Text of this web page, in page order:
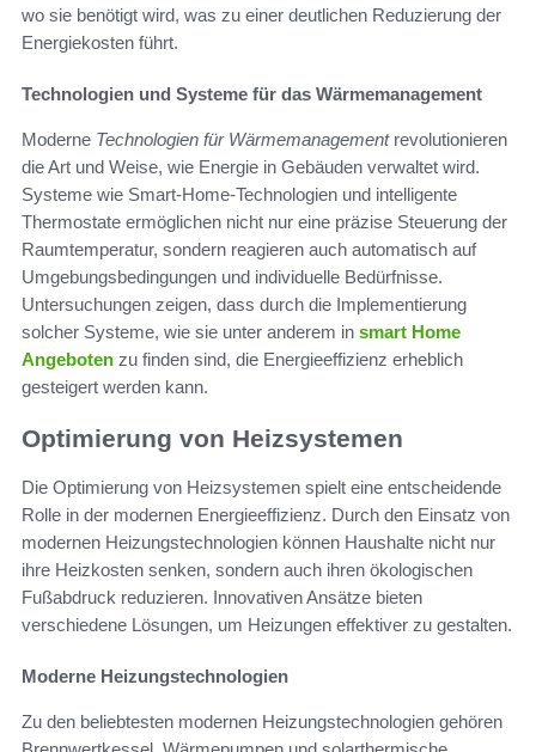
wo sie benötigt wird, was zu einer deutlichen Reduzierung der
Energiekosten führt.
Technologien und Systeme für das Wärmemanagement
Moderne Technologien für Wärmemanagementrevolutionieren
die Art und Weise, wie Energie in Gebäuden verwaltet wird.
Systeme wie Smart-Home-Technologien und intelligente
Thermostate ermöglichen nicht nur eine präzise Steuerung der
Raumtemperatur, sondern reagieren auch automatisch auf
Umgebungsbedingungen und individuelle Bedürfnisse.
Untersuchungen zeigen, dass durch die Implementierung
solcher Systeme, wie sie unter anderem in smart Home
Angeboten zu finden sind, die Energieeffizienz erheblich
gesteigert werden kann.
Optimierung von Heizsystemen
Die Optimierung von Heizsystemen spielt eine entscheidende
Rolle in der modernen Energieeffizienz. Durch den Einsatz von
modernen Heizungstechnologien können Haushalte nicht nur
ihre Heizkosten senken, sondern auch ihren ökologischen
Fußabdruck reduzieren. Innovativen Ansätze bieten
verschiedene Lösungen, um Heizungen effektiver zu gestalten.
Moderne Heizungstechnologien
Zu den beliebtesten modernen Heizungstechnologien gehören